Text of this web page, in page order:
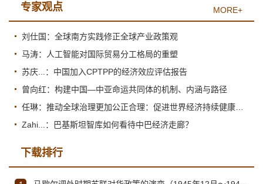
专家观点 MORE+
刘仕国：全球南方实践修正全球产业政策观
马涛：人工智能对国际贸易分工格局的重塑
苏庆...：中国加入CPTPP的经济效应评估报告
曾向红：构建中国—中亚命运共同体的机制、内涵与路径
Zahi...：巴基斯坦智库如何看待中巴经济走廊？
下载排行